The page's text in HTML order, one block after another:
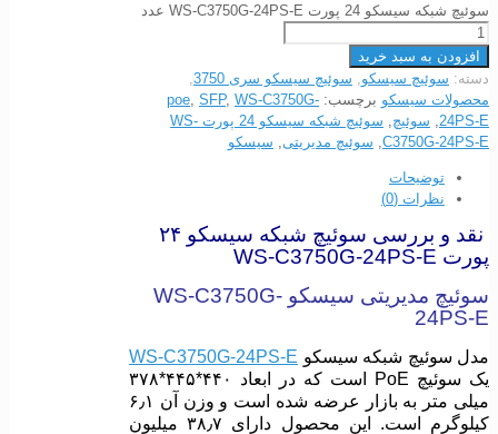
سوئیچ شبکه سیسکو 24 پورت WS-C3750G-24PS-E عدد
افزودن به سبد خرید
دسته: سوئیچ سیسکو سوئیچ سیسکو سری 3750
محصولات سیسکو برچسب: poe SFP, WS-C3750G-
24PS-E
سوئیچ
سوئیچ شبکه سیسکو 24 پورت WS-
C3750G-24PS-E سوئیچ مدیریتی سیسکو
توضیحات
نظرات (0)
نقد و بررسی
سوئیچ شبکه سیسکو ۲۴
پورت WS-C3750G-24PS-E
سوئیچ مدیریتی سیسکو WS-C3750G-
24PS-E
مدل سوئیچ شبکه سیسکو WS-C3750G-24PS-E
یک سوئیچ PoE است که در ابعاد ۴۴۰*۴۴۵*۳۷۸
میلی متر به بازار عرضه شده است و وزن آن ۶٫۱
کیلوگرم است. این محصول دارای ۳۸٫۷ میلیون